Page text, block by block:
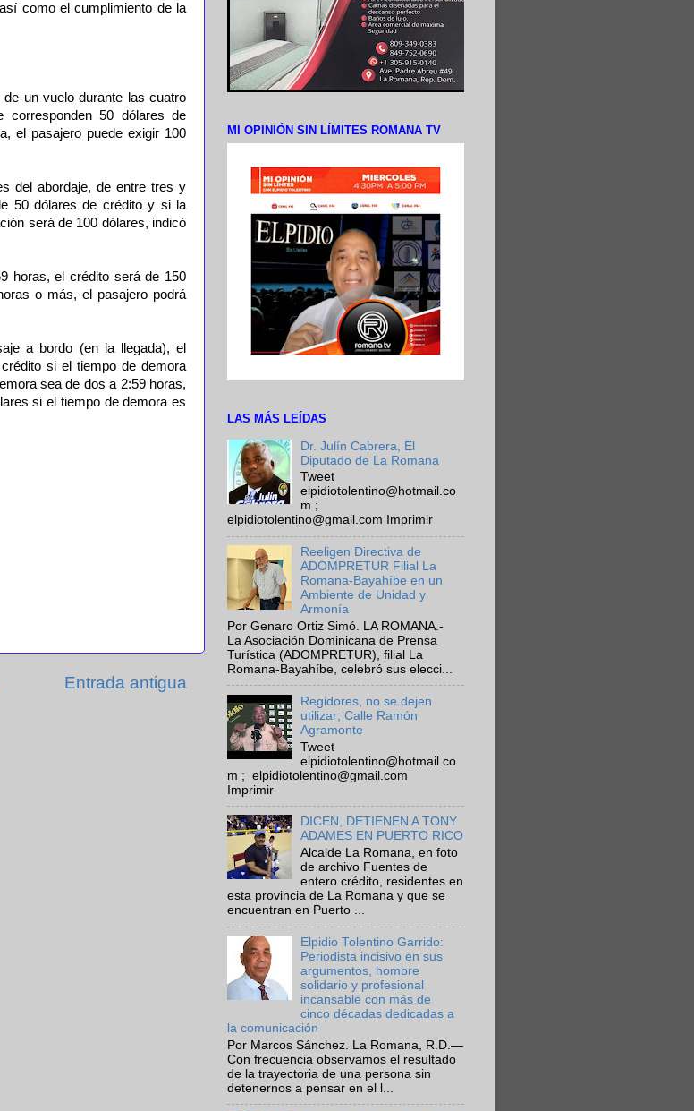
como el cumplimiento de la
un vuelo durante las cuatro
corresponden 50 dólares de
el pasajero puede exigir 100
del abordaje, de entre tres y
50 dólares de crédito y si la
será de 100 dólares, indicó
horas, el crédito será de 150
o más, el pasajero podrá
a bordo (en la llegada), el
si el tiempo de demora
sea de dos a 2:59 horas,
si el tiempo de demora es
Entrada antigua
MI OPINIÓN SIN LÍMITES ROMANA TV
LAS MÁS LEÍDAS
Dr. Julín Cabrera, El
Diputado de La Romana
Tweet
elpidiotolentino@hotmail.co
m ;
elpidiotolentino@gmail.com Imprimir
Reeligen Directiva de
ADOMPRETUR Filial La
Romana-Bayahíbe en un
Ambiente de Unidad y
Armonía
Por Genaro Ortiz Simó. LA ROMANA.-
La Asociación Dominicana de Prensa
Turística (ADOMPRETUR), filial La
Romana-Bayahíbe, celebró sus elecci...
Regidores, no se dejen
utilizar; Calle Ramón
Agramonte
Tweet
elpidiotolentino@hotmail.co
m ; elpidiotolentino@gmail.com
Imprimir
DICEN, DETIENEN A TONY
ADAMES EN PUERTO RICO
Alcalde La Romana, en foto
de archivo Fuentes de
entero crédito, residentes en
esta provincia de La Romana y que se
encuentran en Puerto ...
Elpidio Tolentino Garrido:
Periodista incisivo en sus
argumentos, hombre
solidario y profesional
incansable con más de
cinco décadas dedicadas a
la comunicación
Por Marcos Sánchez. La Romana, R.D.—
Con frecuencia observamos el resultado
de la trayectoria de una persona sin
detenernos a pensar en el l...